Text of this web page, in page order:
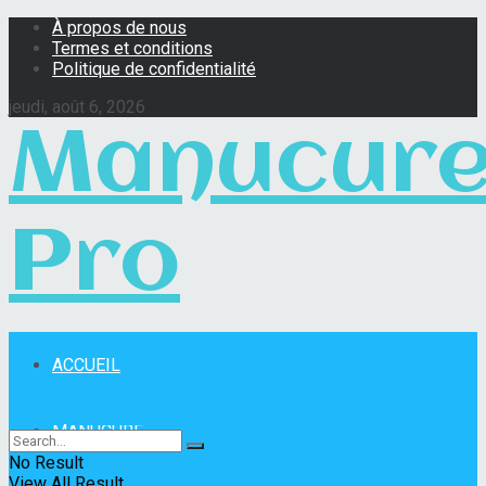
À propos de nous
Termes et conditions
Politique de confidentialité
jeudi, août 6, 2026
Pro
ACCUEIL
MANUCURE
No Result